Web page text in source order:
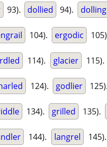
93). dollied 94). dolling
104). ergodic
114). glacier 115).
124). godlier 125).
134). grilled 135).
144). langrel 145).